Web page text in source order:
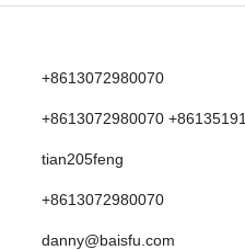
+8613072980070
+8613072980070
tian205feng
+8613072980070
danny@baisfu.com